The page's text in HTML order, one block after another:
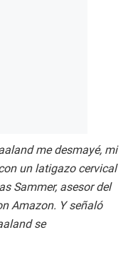
me desmayé, mi
un latigazo cervical
Sammer, asesor del
Amazon. Y señaló
se